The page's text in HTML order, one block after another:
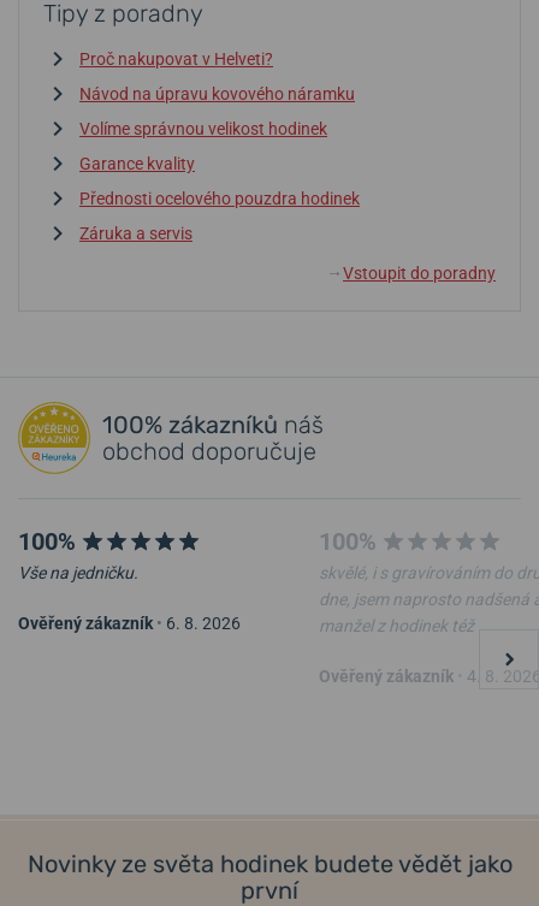
Tipy z poradny
Proč nakupovat v Helveti?
Návod na úpravu kovového náramku
Volíme správnou velikost hodinek
Garance kvality
Přednosti ocelového pouzdra hodinek
Záruka a servis
↓ Vstoupit do poradny
100% zákazníků náš
obchod doporučuje
100%
Vše na jedničku.
Ověřený zákazník • 6. 8. 2026
100%
skvělé, i s gravírováním do
dne, jsem naprosto nadšená
manžel z hodinek též
Ověřený zákazník 4. 8.
Novinky ze světa hodinek budete vědět jako
první